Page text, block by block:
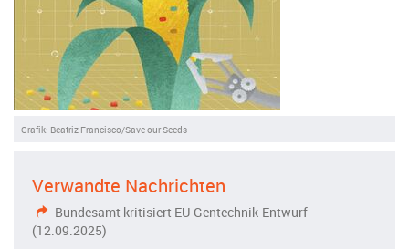
Grafik: Beatriz Francisco/Save our Seeds
Verwandte Nachrichten
Bundesamt kritisiert EU-Gentechnik-Entwurf
(12.09.2025)